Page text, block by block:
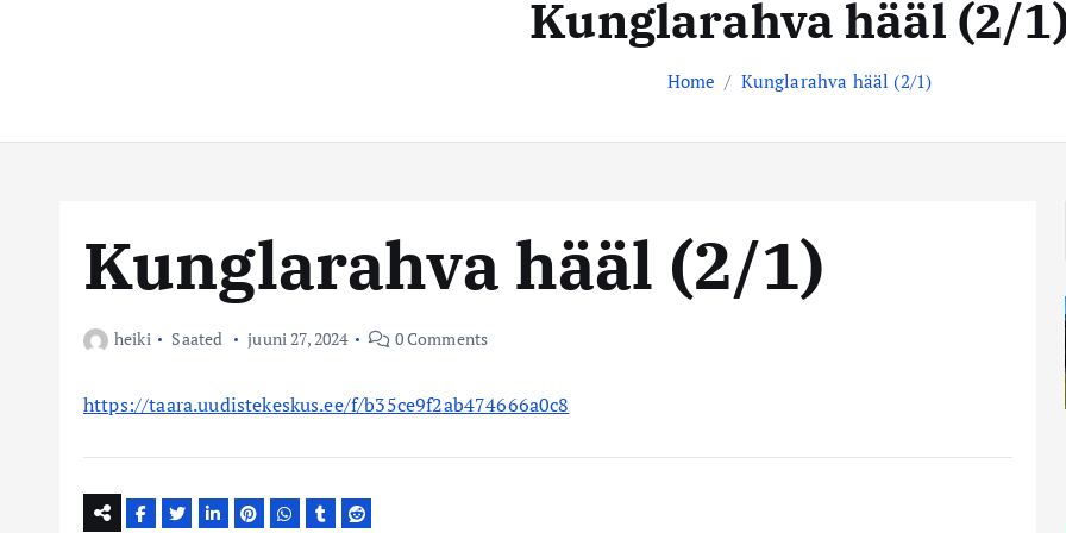
e
e
k
u
s
Kunglarahva hääl (2/
Home Kunglarahva hääl (2/1)
Kunglarahva hääl (2/1)
heiki Saated juuni 27, 2024 0 Comments
https://taara.uudistekeskus.ee/f/b35ce9f2ab474666a0c8